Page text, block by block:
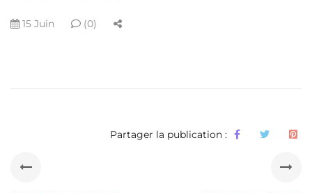
15 Juin (0)
Partager la publication :